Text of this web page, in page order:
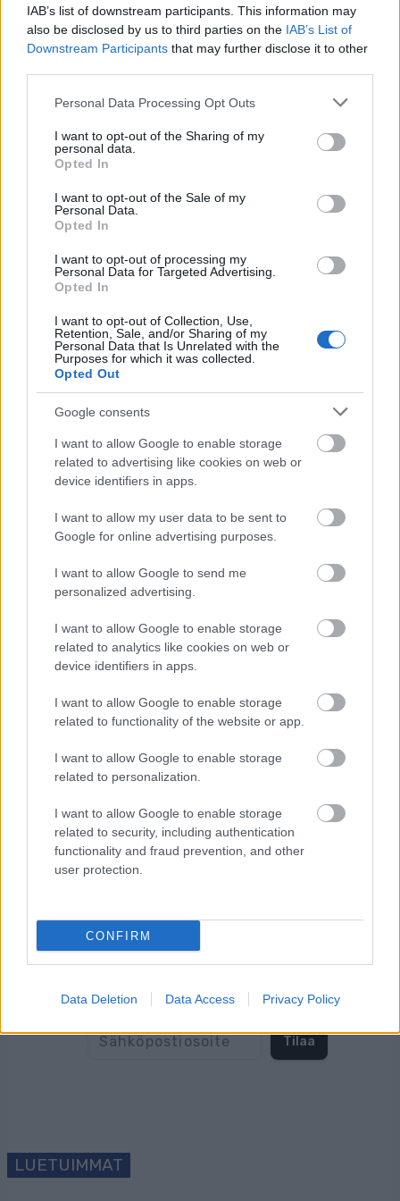
IAB’s list of downstream participants. This information may
also be disclosed by us to third parties on the IAB’s List of
Downstream Participants that may further disclose it to other
Please note that this website/app uses one or more Google
not limited to your visit or usage behaviour. You may click to
grant or deny consent to Google and its third-party tags to
use your data for below specified purposes in below Google
consent section.
Personal Data Processing Opt Outs
I want to opt-out of the Sharing of my
personal data.
Opted In
I want to opt-out of the Sale of my
Personal Data.
Opted In
I want to opt-out of processing my
Personal Data for Targeted Advertising.
Opted In
I want to opt-out of Collection, Use,
Retention, Sale, and/or Sharing of my
Personal Data that Is Unrelated with the
Purposes for which it was collected.
Opted Out
Google consents
I want to allow Google to enable storage
related to advertising like cookies on web or
device identifiers in apps.
I want to allow my user data to be sent to
Google for online advertising purposes.
I want to allow Google to send me
personalized advertising.
I want to allow Google to enable storage
related to analytics like cookies on web or
device identifiers in apps.
I want to allow Google to enable storage
related to functionality of the website or app.
I want to allow Google to enable storage
related to personalization.
I want to allow Google to enable storage
related to security, including authentication
functionality and fraud prevention, and other
user protection.
CONFIRM
Data Deletion Data Access Privacy Policy
Hofer Italia –3,3, 8) Noah Hoffman USA –3,9,
9) Jens Filbrich Saksa –5,0, 10) Kris Freeman
USA –5,3.
Maailmancupin kokonaistilanne, 9/31
kilpailua: 1) Emil Jönsson Ruotsi 349, 2)
Petter Northug Norja 335, 3) Sjur Röthe Norja
320, 4) Aleksei Poltoranin Kazakstan 281, 5)
Martin Johnsrud Sundby Norja 263, 6)
Matti Heikkinen 93, 44) Anssi Pentsinen 44,
51) Kalle Lassila 34, 56) Martti Jylhä 29, 60)
Matias Strandvall 15, 87) Lari Lehtonen 11,
105) Antti Häkämies 6.
Seuraavat kilpailut: 29.12.–6.1. Tour de Ski.
>>Tulokset
-Maastohiihdon tiedotus
Tilaa uutiskirjeemme
Tilaa
LUETUIMMAT